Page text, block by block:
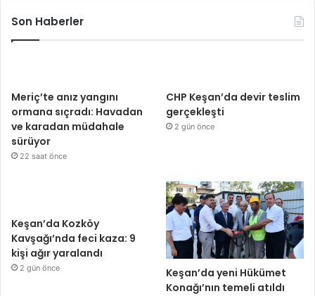
Son Haberler
Meriç’te anız yangını
ormana sıçradı: Havadan
ve karadan müdahale
sürüyor
22 saat önce
CHP Keşan’da devir teslim
gerçekleşti
2 gün önce
Keşan’da Kozköy
Kavşağı’nda feci kaza: 9
kişi ağır yaralandı
2 gün önce
Keşan’da yeni Hükümet
Konağı’nın temeli atıldı